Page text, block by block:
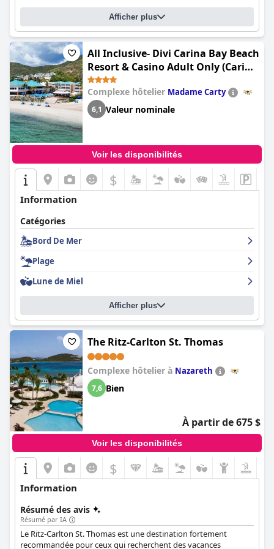
Afficher plus
All Inclusive- Divi Carina Bay Beach
Resort & Casino Adult Only (Carina
Bay All-Inclusive Resort & Casino)
Complexe hôtelier Madame Carty
6,1 Valeur nominale
Voir les disponibilités
$
Information
Catégories
Bord De Mer
Plage
Lune de Miel
Afficher plus
The Ritz-Carlton St. Thomas
Complexe hôtelier à Nazareth
7,6 Bien
À partir de 675 $
Voir les disponibilités
$
Information
Résumé des avis
Résumé par IA
Le Ritz-Carlton St. Thomas est une destination fortement
recommandée pour ceux qui recherchent des vacances